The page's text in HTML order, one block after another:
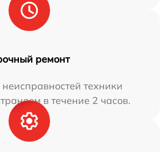
ремонт
техники
в течение 2 часов.